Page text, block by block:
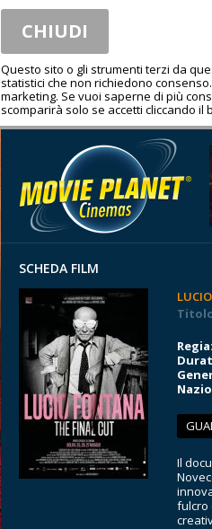
CHIUDI
Questo sito o gli strumenti terzi da
statistici che non richiedono
marketing. Se vuoi saperne di più
scomparirà solo se accetti cliccando il
SCHEDA FILM
Regia:
Il
fulcro